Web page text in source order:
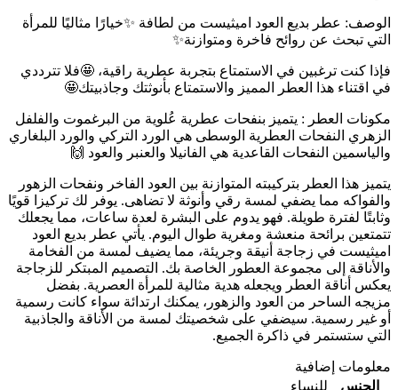
الوصف: عطر بديع العود اميثيست من لطافة ✨خيارًا مثاليًا للمرأة
التي تبحث عن روائح فاخرة ومتوازنة✨
فإذا كنت ترغبين في الاستمتاع بتجربة عطرية راقية، 🤩فلا تترددي
في اقتناء هذا العطر المميز والاستمتاع بأنوثتك وجاذبيتك🤩
مكونات العطر : يتميز بنفحات عطرية عُلوية من البرغموت والفلفل
الزهري النفحات العطرية الوسطى هي الورد التركي والورد البلغاري
والياسمين النفحات القاعدية هي الفانيلا والعنبر والعود 🙌
يتميز هذا العطر بتركيبته المتوازنة بين العود الفاخر ونفحات الزهور
والفواكه مما يضفي لمسة رقي وأنوثة لا تضاهى. يوفر لك تركيزا قويًا
وثابتًا لفترة طويلة. فهو يدوم على البشرة لعدة ساعات، مما يجعلك
تتمتعين برائحة منعشة ومغرية طوال اليوم. يأتي عطر بديع العود
اميثيست في زجاجة أنيقة وجريئة، مما يضيف لمسة من الفخامة
والأناقة إلى مجموعة العطور الخاصة بك. التصميم المبتكر للزجاجة
يعكس أناقة العطر ويجعله هدية مثالية للمرأة العصرية. بفضل
مزيجه الساحر من العود والزهور، يمكنك ارتدائة سواء كانت رسمية
أو غير رسمية. سيضفي على شخصيتك لمسة من الأناقة والجاذبية
التي ستستمر في ذاكرة الجميع.
معلومات إضافية
الجنس
للنساء